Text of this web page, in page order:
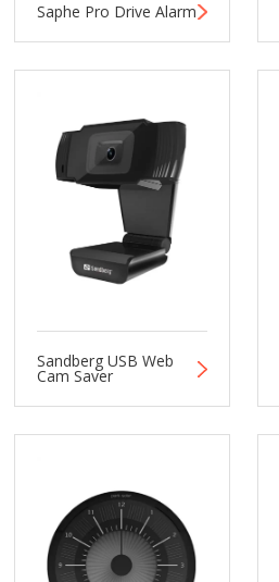
Saphe Pro Drive Alarm
Sandberg USB Web
Cam Saver